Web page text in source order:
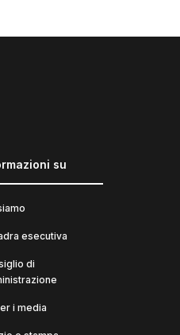
su
esecutiva
di
i media